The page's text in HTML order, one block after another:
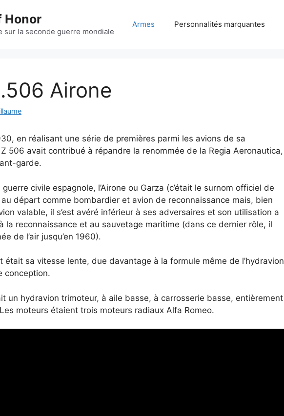
Honor
sur la seconde guerre mondiale
Armes Personnalités marquantes
Airone
en réalisant une série de premières parmi les avions de sa
506 avait contribué à répandre la renommée de la Regia Aeronautica,
garde.
civile espagnole, l’Airone ou Garza (c’était le surnom officiel de
au départ comme bombardier et avion de reconnaissance mais, bien
valable, il s’est avéré inférieur à ses adversaires et son utilisation a
la reconnaissance et au sauvetage maritime (dans ce dernier rôle, il
de l’air jusqu’en 1960).
était sa vitesse lente, due davantage à la formule même de l’hydravion
conception.
un hydravion trimoteur, à aile basse, à carrosserie basse, entièrement
moteurs étaient trois moteurs radiaux Alfa Romeo.